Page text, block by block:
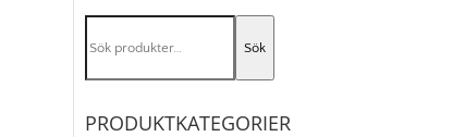
efter:
Sök
PRODUKTKATEGORIER